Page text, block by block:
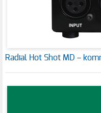
Radial Hot Shot MD –